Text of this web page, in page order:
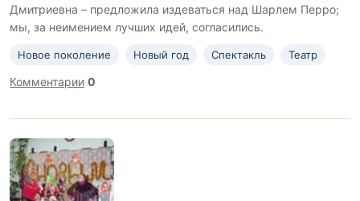
Дмитриевна – предложила издеваться над Шарлем Перро;
мы, за неимением лучших идей, согласились.
Новое поколение Новый год Спектакль Театр
Комментарии 0